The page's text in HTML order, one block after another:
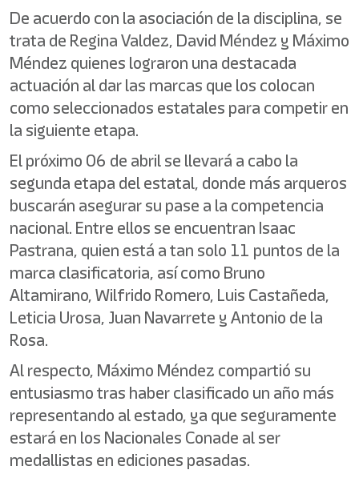
De acuerdo con la asociación de la disciplina, se
trata de Regina Valdez, David Méndez y Máximo
Méndez quienes lograron una destacada
actuación al dar las marcas que los colocan
como seleccionados estatales para competir en
la siguiente etapa.
El próximo 06 de abril se llevará a cabo la
segunda etapa del estatal, donde más arqueros
buscarán asegurar su pase a la competencia
nacional. Entre ellos se encuentran Isaac
Pastrana, quien está a tan solo 11 puntos de la
marca clasificatoria, así como Bruno
Altamirano, Wilfrido Romero, Luis Castañeda,
Leticia Urosa, Juan Navarrete y Antonio de la
Rosa.
Al respecto, Máximo Méndez compartió su
entusiasmo tras haber clasificado un año más
representando al estado, ya que seguramente
estará en los Nacionales Conade al ser
medallistas en ediciones pasadas.